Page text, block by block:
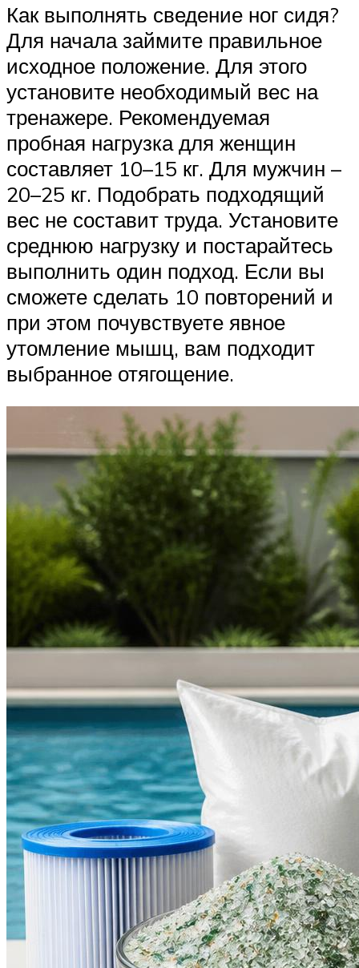
Как выполнять сведение ног сидя?
Для начала займите правильное
исходное положение. Для этого
установите необходимый вес на
тренажере. Рекомендуемая
пробная нагрузка для женщин
составляет 10–15 кг. Для мужчин –
20–25 кг. Подобрать подходящий
вес не составит труда. Установите
среднюю нагрузку и постарайтесь
выполнить один подход. Если вы
сможете сделать 10 повторений и
при этом почувствуете явное
утомление мышц, вам подходит
выбранное отягощение.